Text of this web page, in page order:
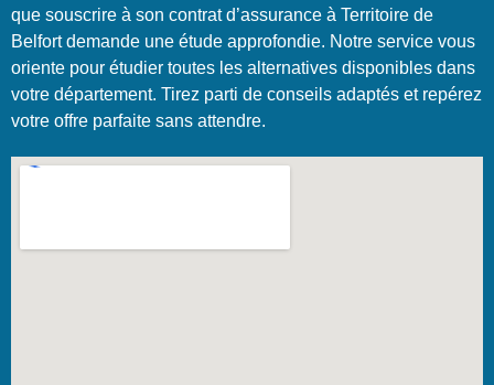
que souscrire à son contrat d’assurance à Territoire de
Belfort demande une étude approfondie. Notre service vous
oriente pour étudier toutes les alternatives disponibles dans
votre département. Tirez parti de conseils adaptés et repérez
votre offre parfaite sans attendre.